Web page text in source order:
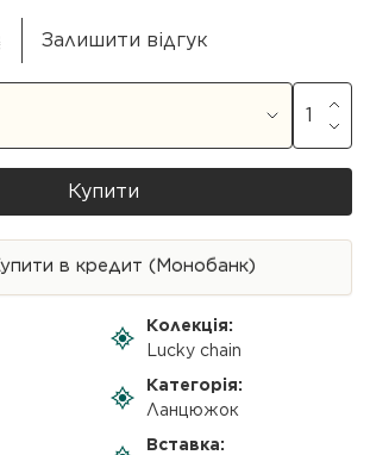
Залишити відгук
Купити
в кредит (Монобанк)
Колекція:
Lucky chain
Категорія:
Ланцюжок
Вставка: